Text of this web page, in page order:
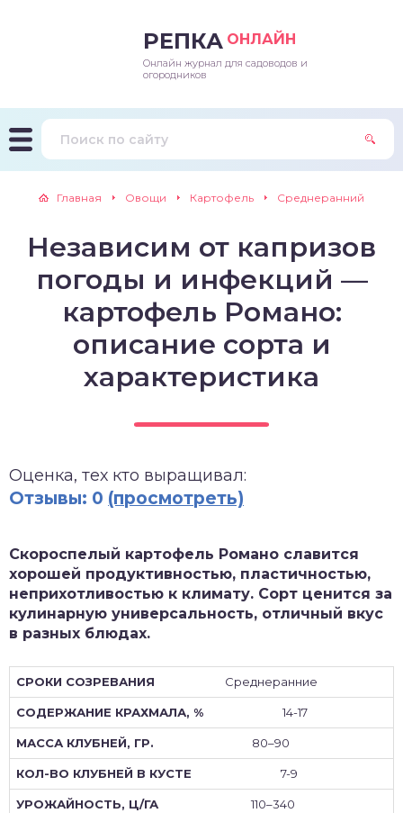
РЕПКА ОНЛАЙН
Онлайн журнал для садоводов и
огородников
Главная Овощи Картофель Среднеранний
Независим от капризов
погоды и инфекций —
картофель Романо:
описание сорта и
характеристика
Оценка, тех кто выращивал:
Отзывы: 0 (просмотреть)
Скороспелый картофель Романо славится
хорошей продуктивностью, пластичностью,
неприхотливостью к климату. Сорт ценится за
кулинарную универсальность, отличный вкус
в разных блюдах.
Среднеранние
14-17
80–90
7-9
110–340
и подкормки